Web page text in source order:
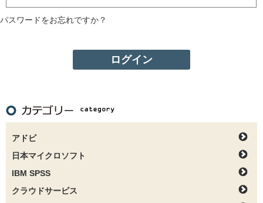
パスワードをお忘れですか？
アドビ
日本マイクロソフト
IBM SPSS
クラウドサービス